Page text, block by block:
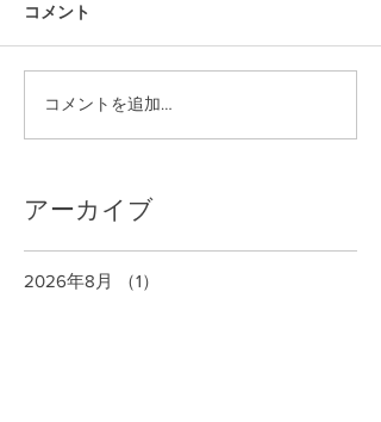
コメント
コメントを追加…
アーカイブ
2026年8月 （1）